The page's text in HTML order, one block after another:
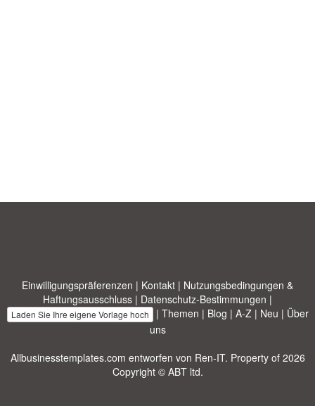
Einwilligungspräferenzen | Kontakt | Nutzungsbedingungen &
Haftungsausschluss | Datenschutz-Bestimmungen |
Laden Sie Ihre eigene Vorlage hoch | Themen | Blog | A-Z | Neu | Über
uns
Allbusinesstemplates.com entworfen von Ren-IT. Property of 2026
Copyright © ABT ltd.